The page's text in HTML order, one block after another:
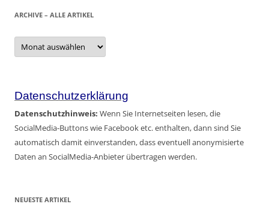
ARCHIVE – ALLE ARTIKEL
Archive
alle
Datenschutzerklärung
Datenschutzhinweis: Wenn Sie Internetseiten lesen, die
SocialMedia-Buttons wie Facebook etc. enthalten, dann sind Sie
automatisch damit einverstanden, dass eventuell anonymisierte
Daten an SocialMedia-Anbieter übertragen werden.
NEUESTE ARTIKEL